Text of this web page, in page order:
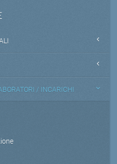
/ INCARICHI